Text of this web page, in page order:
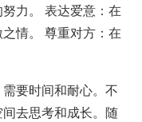
力。 表达爱意：在
情。 尊重对方：在
要时间和耐心。不
去思考和成长。随